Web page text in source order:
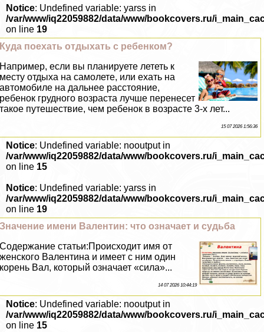
Notice: Undefined variable: yarss in
/var/www/iq22059882/data/www/bookcovers.ru/
on line 19
Куда поехать отдыхать с ребенком?
Например, если вы планируете лететь к
месту отдыха на самолете, или ехать на
автомобиле на дальнее расстояние,
ребенок грудного возраста лучше перенесет
такое путешествие, чем ребенок в возрасте 3-х лет...
15 07 2026 1:56:36
Notice: Undefined variable: nooutput in
/var/www/iq22059882/data/www/bookcovers.ru/
on line 15
Notice: Undefined variable: yarss in
/var/www/iq22059882/data/www/bookcovers.ru/
on line 19
Значение имени Валентин: что означает и судьба
Содержание статьи:Происходит имя от
женского Валентина и имеет с ним один
корень Вал, который означает «сила»...
14 07 2026 10:44:19
Notice: Undefined variable: nooutput in
/var/www/iq22059882/data/www/bookcovers.ru/
on line 15